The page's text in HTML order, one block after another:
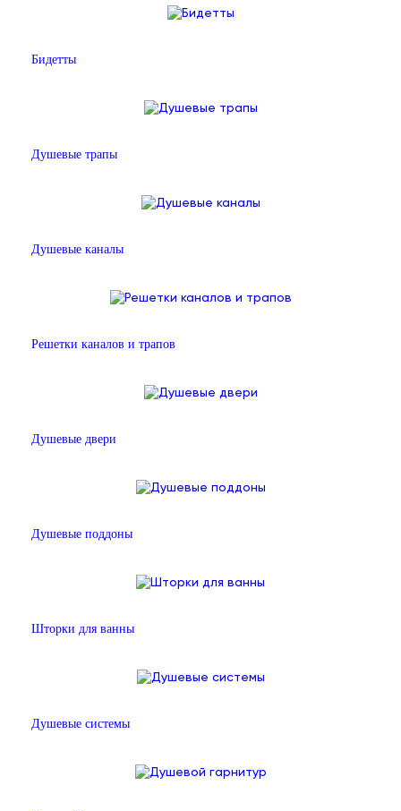
Бидетты
Душевые трапы
Душевые каналы
Решетки каналов и трапов
Душевые двери
Душевые поддоны
Шторки для ванны
Душевые системы